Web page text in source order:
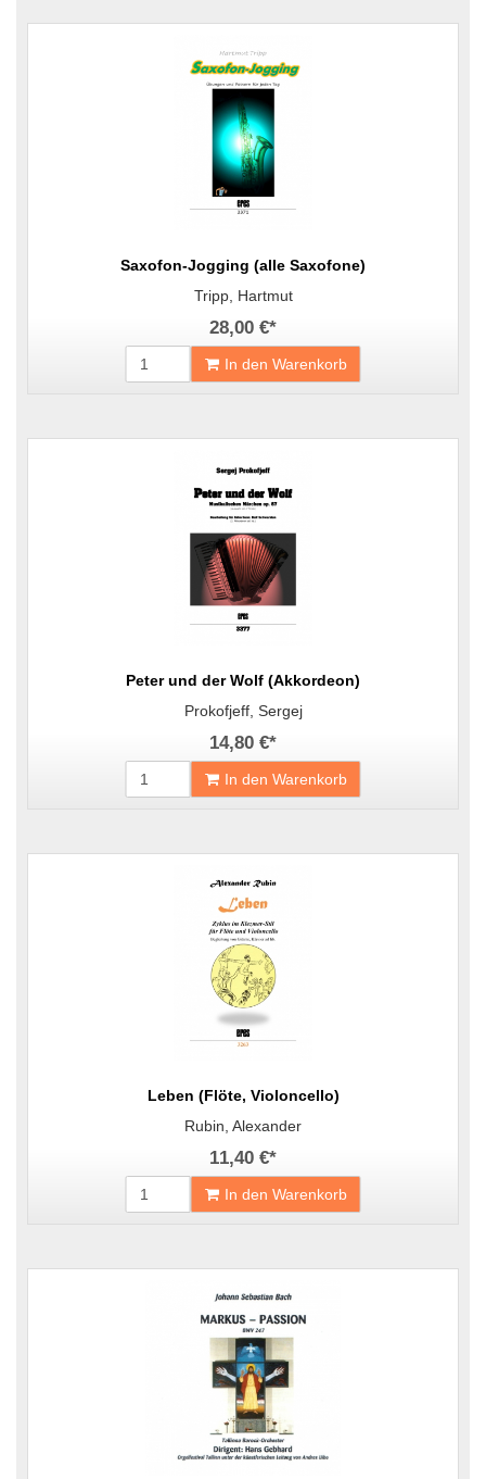
Saxofon-Jogging (alle Saxofone)
Tripp, Hartmut
28,00 €*
In den Warenkorb
Peter und der Wolf (Akkordeon)
Prokofjeff, Sergej
14,80 €*
In den Warenkorb
Leben (Flöte, Violoncello)
Rubin, Alexander
11,40 €*
In den Warenkorb